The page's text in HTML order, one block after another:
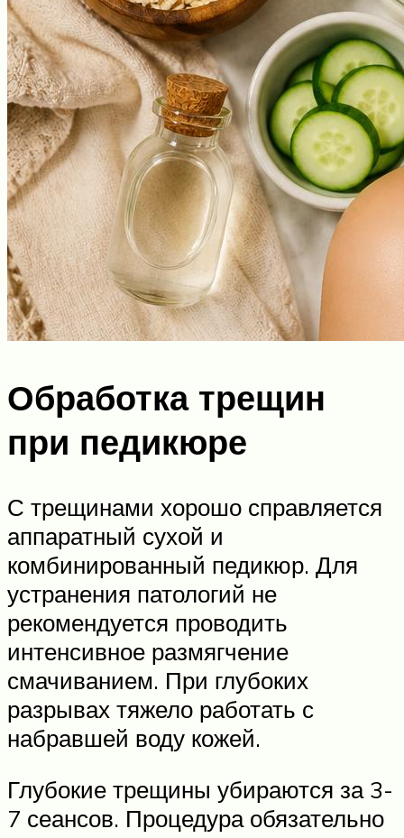
Обработка трещин
при педикюре
С трещинами хорошо справляется
аппаратный сухой и
комбинированный педикюр. Для
устранения патологий не
рекомендуется проводить
интенсивное размягчение
смачиванием. При глубоких
разрывах тяжело работать с
набравшей воду кожей.
Глубокие трещины убираются за 3-
7 сеансов. Процедура обязательно